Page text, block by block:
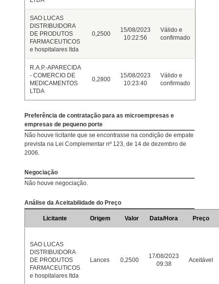
SAO LUCAS
DISTRIBUIDORA
DE PRODUTOS
FARMACEUTICOS
e hospitalares ltda
0,2500
15/08/2023
10:22:56
Válido e
confirmado
R.A.P.-APARECIDA
- COMERCIO DE
MEDICAMENTOS
LTDA
0,2800
15/08/2023
10:23:40
Válido e
confirmado
Preferência de contratação para as microempresas e
empresas de pequeno porte
Não houve licitante que se encontrasse na condição de empate
prevista na Lei Complementar nº 123, de 14 de dezembro de
2006.
Negociação
Não houve negociação.
Análise da Aceitabilidade do Preço
Licitante Origem Valor Data/Hora Preço
SAO LUCAS
DISTRIBUIDORA
DE PRODUTOS
FARMACEUTICOS
e hospitalares ltda
Lances 0,2500
17/08/2023
09:38
Aceitável